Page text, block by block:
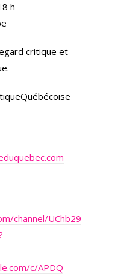
h
critique et
channel/UChb29
c/APDQ